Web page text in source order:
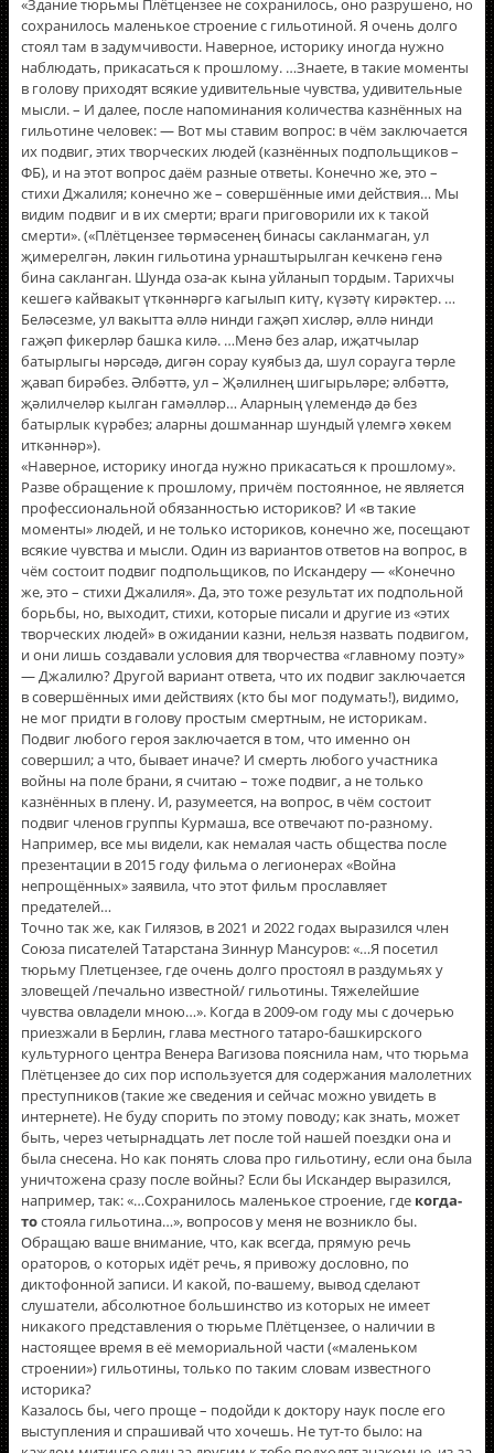
«Здание тюрьмы Плëтцензее не сохранилось, оно разрушено, но
сохранилось маленькое строение с гильотиной. Я очень долго
стоял там в задумчивости. Наверное, историку иногда нужно
наблюдать, прикасаться к прошлому. …Знаете, в такие моменты
в голову приходят всякие удивительные чувства, удивительные
мысли. – И далее, после напоминания количества казнённых на
гильотине человек: — Вот мы ставим вопрос: в чём заключается
их подвиг, этих творческих людей (казнённых подпольщиков –
ФБ), и на этот вопрос даём разные ответы. Конечно же, это –
стихи Джалиля; конечно же – совершённые ими действия… Мы
видим подвиг и в их смерти; враги приговорили их к такой
смерти». («Плëтцензее төрмәсенең бинасы сакланмаган, ул
җимерелгән, ләкин гильотина урнаштырылган кечкенә генә
бина сакланган. Шунда оза-ак кына уйланып тордым. Тарихчы
кешегә кайвакыт үткәннәргә кагылып китү, күзәтү кирәктер. …
Беләсезме, ул вакытта әллә нинди гаҗәп хисләр, әллә нинди
гаҗәп фикерләр башка килә. …Менә без алар, иҗатчылар
батырлыгы нәрсәдә, дигән сорау куябыз да, шул сорауга төрле
җавап бирәбез. Әлбәттә, ул – Җәлилнең шигырьләре; әлбәттә,
җәлилчеләр кылган гамәлләр… Аларның үлемендә дә без
батырлык күрәбез; аларны дошманнар шундый үлемгә хөкем
иткәннәр»).
«Наверное, историку иногда нужно прикасаться к прошлому».
Разве обращение к прошлому, причём постоянное, не является
профессиональной обязанностью историков? И «в такие
моменты» людей, и не только историков, конечно же, посещают
всякие чувства и мысли. Один из вариантов ответов на вопрос, в
чём состоит подвиг подпольщиков, по Искандеру — «Конечно
же, это – стихи Джалиля». Да, это тоже результат их подпольной
борьбы, но, выходит, стихи, которые писали и другие из «этих
творческих людей» в ожидании казни, нельзя назвать подвигом,
и они лишь создавали условия для творчества «главному поэту»
— Джалилю? Другой вариант ответа, что их подвиг заключается
в совершённых ими действиях (кто бы мог подумать!), видимо,
не мог придти в голову простым смертным, не историкам.
Подвиг любого героя заключается в том, что именно он
совершил; а что, бывает иначе? И смерть любого участника
войны на поле брани, я считаю – тоже подвиг, а не только
казнённых в плену. И, разумеется, на вопрос, в чём состоит
подвиг членов группы Курмаша, все отвечают по-разному.
Например, все мы видели, как немалая часть общества после
презентации в 2015 году фильма о легионерах «Война
непрощённых» заявила, что этот фильм прославляет
предателей…
Точно так же, как Гилязов, в 2021 и 2022 годах выразился член
Союза писателей Татарстана Зиннур Мансуров: «…Я посетил
тюрьму Плетцензее, где очень долго простоял в раздумьях у
зловещей /печально известной/ гильотины. Тяжелейшие
чувства овладели мною…». Когда в 2009-ом году мы с дочерью
приезжали в Берлин, глава местного татаро-башкирского
культурного центра Венера Вагизова пояснила нам, что тюрьма
Плëтцензее до сих пор используется для содержания малолетних
преступников (такие же сведения и сейчас можно увидеть в
интернете). Не буду спорить по этому поводу; как знать, может
быть, через четырнадцать лет после той нашей поездки она и
была снесена. Но как понять слова про гильотину, если она была
уничтожена сразу после войны? Если бы Искандер выразился,
например, так: «…Сохранилось маленькое строение, где когда-
тостояла гильотина…», вопросов у меня не возникло бы.
Обращаю ваше внимание, что, как всегда, прямую речь
ораторов, о которых идёт речь, я привожу дословно, по
диктофонной записи. И какой, по-вашему, вывод сделают
слушатели, абсолютное большинство из которых не имеет
никакого представления о тюрьме Плëтцензее, о наличии в
настоящее время в её мемориальной части («маленьком
строении») гильотины, только по таким словам известного
историка?
Казалось бы, чего проще – подойди к доктору наук после его
выступления и спрашивай что хочешь. Не тут-то было: на